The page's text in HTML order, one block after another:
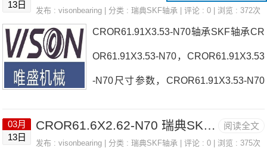
13日
发布 :visonbearing | 分类 :瑞典SKF轴承 | 评论 : 0 | 浏览 : 372次
CROR61.91X3.53-N70轴承SKF轴承CR
OR61.91X3.53-N70，CROR61.91X3.53
-N70尺寸参数，CROR61.91X3.53-N70
N70，请与客服人员咨询CROR61.91X3.
阅读全文
03月
13日
CROR61.6X2.62-N70 瑞典SKF轴承 FC25
发布 :visonbearing | 分类 :瑞典SKF轴承 | 评论 : 0 | 浏览 : 375次